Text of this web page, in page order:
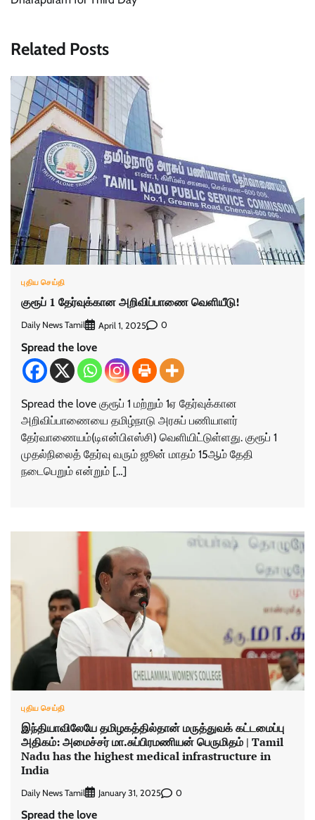
Related Posts
புதிய செய்தி
குரூப் 1 தேர்வுக்கான அறிவிப்பாணை வெளியீடு!
Daily News Tamil April 1, 2025 0
Spread the love
Spread the love குரூப் 1 மற்றும் 1ஏ தேர்வுக்கான
அறிவிப்பாணையை தமிழ்நாடு அரசுப் பணியாளர்
தேர்வாணையம்(டிஎன்பிஎஸ்சி) வெளியிட்டுள்ளது. குரூப் 1
முதல்நிலைத் தேர்வு வரும் ஜூன் மாதம் 15ஆம் தேதி
நடைபெறும் என்றும் […]
புதிய செய்தி
இந்தியாவிலேயே தமிழகத்தில்தான் மருத்துவக் கட்டமைப்பு
அதிகம்: அமைச்சர் மா.சுப்பிரமணியன் பெருமிதம் | Tamil
Nadu has the highest medical infrastructure in
India
Daily News Tamil January 31, 2025 0
Spread the love